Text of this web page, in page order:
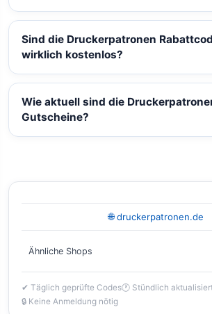
Sind die Druckerpatronen
wirklich kostenlos?
Wie aktuell sind die
Gutscheine?
🌐 druckerpatronen.de
Ähnliche Shops
✔ Täglich geprüfte Codes🕐 Stündlich
🔒 Keine Anmeldung nötig